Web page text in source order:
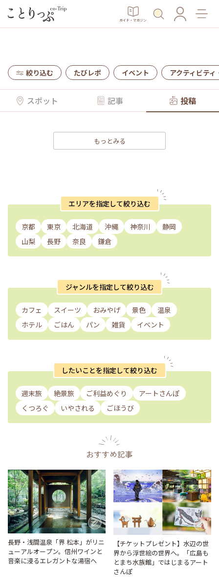
ガイド・マガジン
絞り込む たびレポ イベント アクティビティ
スポット 記事 投稿
もっとみる
エリアを指定して絞り込む
京都 東京 北海道 沖縄 神奈川
静岡
山梨
長野 奈良 鎌倉
ジャンルを指定して絞り込む
カフェ スイーツ おみやげ 景色
温泉
ホテル
ごはん パン 雑貨 イベント
したいことを指定して絞り込む
週末旅 絶景旅 ご利益めぐり
アートさんぽ
くつろぐ
いやされる ごほうび
おすすめ記事
長野・浅間温泉「界 松本」がリニ
ューアルオープン。信州ワインと
音楽に浸るエレガントな湯宿へ
【チケットプレゼント】水辺の世
界から浮世絵の世界へ。「広島も
とまち水族館」ではじまるアート
さんぽ